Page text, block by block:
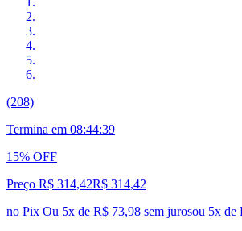
(208)
Termina em 08:44:37
15% OFF
Preço R$ 314,42R$ 314,42
no Pix Ou 5x de R$ 73,98 sem jurosou 5x de